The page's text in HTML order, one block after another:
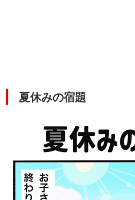
夏休みの宿題